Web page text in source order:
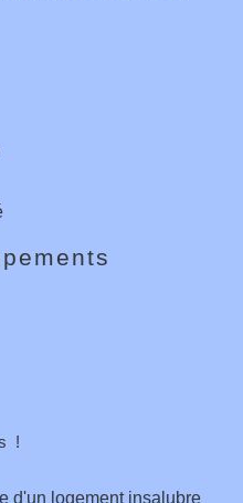
!
d'un logement insalubre